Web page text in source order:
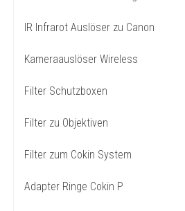
IR Infrarot Auslöser zu Canon
Kameraauslöser Wireless
Filter Schutzboxen
Filter zu Objektiven
Filter zum Cokin System
Adapter Ringe Cokin P